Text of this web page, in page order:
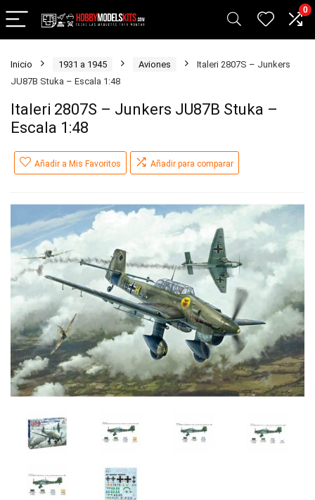
0
Inicio 1931 a 1945 Aviones
Italeri 2807S – Junkers
JU87B Stuka – Escala 1:48
Italeri 2807S – Junkers JU87B Stuka –
Escala 1:48
Añadir a Mis Favoritos Añadir para comparar